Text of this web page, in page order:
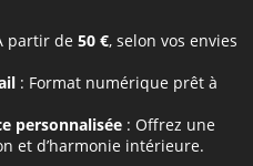
partir de 50 €, selon vos envies
: Format numérique prêt à
personnalisée : Offrez une
et d’harmonie intérieure.